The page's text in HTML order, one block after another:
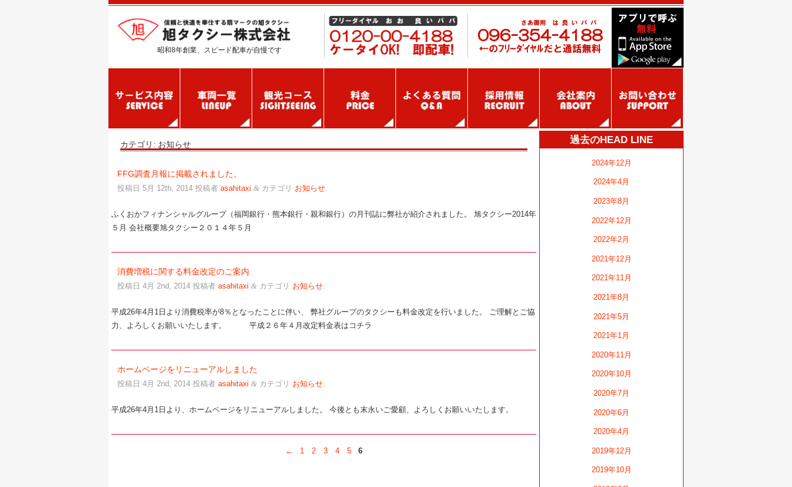
昭和8年創業、スピード配車が自慢です
カテゴリ: お知らせ
FFG調査月報に掲載されました。
投稿日 5月 12th, 2014 投稿者 asahitaxi & カテゴリ お知らせ.
ふくおかフィナンシャルグループ（福岡銀行・熊本銀行・親和銀行）の月刊誌に弊社が紹介されました。 旭タクシー2014年
５月 会社概要旭タクシー２０１４年５月
消費増税に関する料金改定のご案内
投稿日 4月 2nd, 2014 投稿者 asahitaxi & カテゴリ お知らせ.
平成26年4月1日より消費税率が8％となったことに伴い、 弊社グループのタクシーも料金改定を行いました。 ご理解とご協
力、よろしくお願いいたします。 平成２６年４月改定料金表はコチラ
ホームページをリニューアルしました
投稿日 4月 2nd, 2014 投稿者 asahitaxi & カテゴリ お知らせ.
平成26年4月1日より、ホームページをリニューアルしました。 今後とも末永いご愛顧、よろしくお願いいたします。
← 1 2 3 4 5 6
過去のHEAD LINE
2024年12月
2024年4月
2023年8月
2022年12月
2022年2月
2021年12月
2021年11月
2021年8月
2021年5月
2021年1月
2020年11月
2020年10月
2020年7月
2020年6月
2020年4月
2019年12月
2019年10月